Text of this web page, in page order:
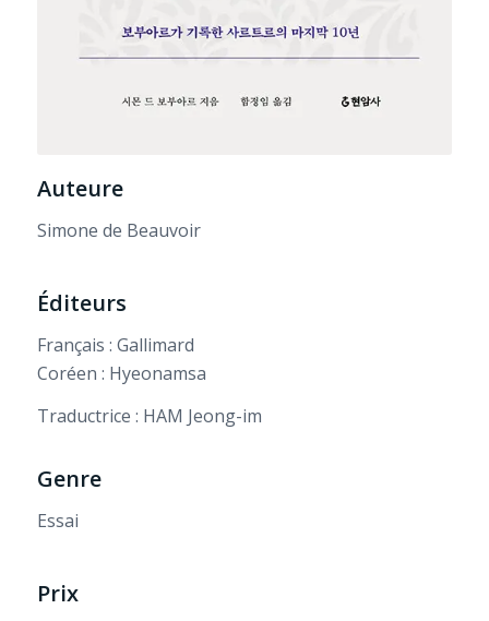
Auteure
Simone de Beauvoir
Éditeurs
Français : Gallimard
Coréen : Hyeonamsa
Traductrice : HAM Jeong-im
Genre
Essai
Prix